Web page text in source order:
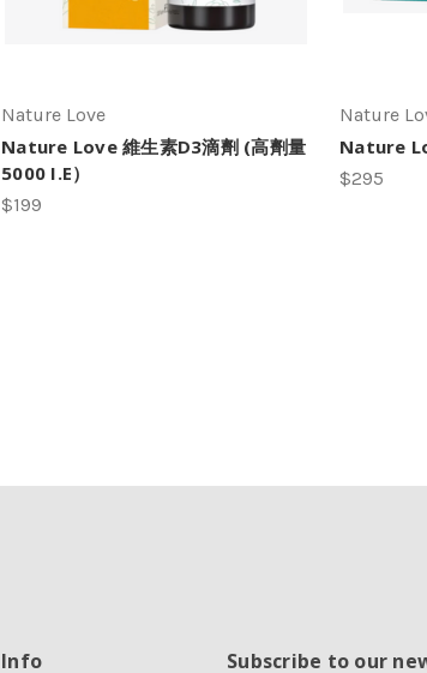
Nature Love
Nature Love 維生素D3滴劑 (高劑量
5000 I.E）
$199
Nature
Nature
$295
Info Subscribe to our